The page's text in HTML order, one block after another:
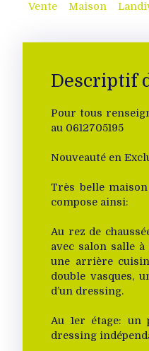
Vente Maison
Descriptif
Pour tous
au 0612705195
Nouveauté en
Très belle
compose ainsi:
Au rez de
avec salon salle
une arrière
double vasques,
d’un dressing.
Au 1er étage:
dressing